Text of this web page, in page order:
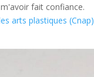
fait confiance.
arts plastiques (Cnap)